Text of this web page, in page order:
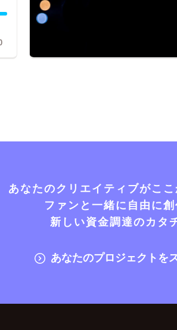
あなたのクリエイティブがこ
ファンと一緒に自由に
新しい資金調達のカタ
あなたのプロジェクトを